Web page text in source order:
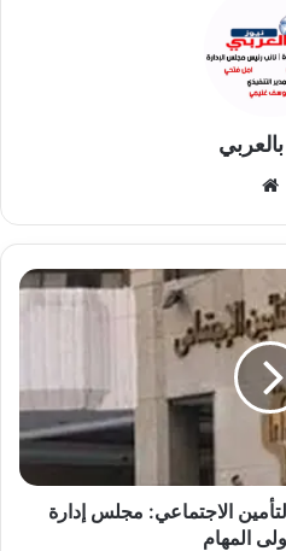
الاجتماعي: مجلس إدارة
المهام